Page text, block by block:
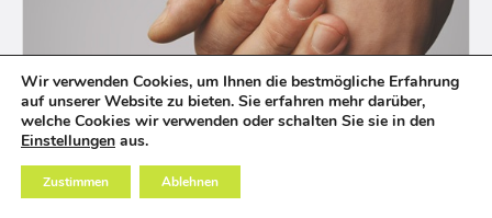
ORALE ANTITUMORTHERAPIE SICHER ZU
HAUSE
Wir begegnen all Ihren Sorgen und Fragen, die sich
Ihnen während Ihrer medikamentösen
Wir verwenden Cookies, um Ihnen die bestmögliche Erfahrung
auf unserer Website zu bieten. Sie erfahren mehr darüber,
welche Cookies wir verwenden oder schalten Sie sie in den
Einstellungen aus.
Zustimmen Ablehnen